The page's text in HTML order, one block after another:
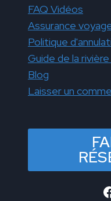
FAQ Vidéos
Assurance
Politique
Guide de la
Blog
Laisser un